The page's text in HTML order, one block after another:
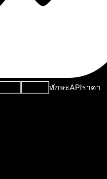
ทักษะAPIราคา